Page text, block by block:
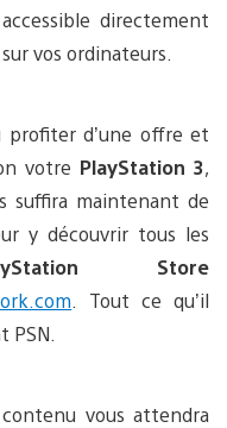
accessible directement
vos ordinateurs.
profiter d’une offre et
votre PlayStation 3,
suffira maintenant de
y découvrir tous les
Store
. Tout ce qu’il
vous attendra